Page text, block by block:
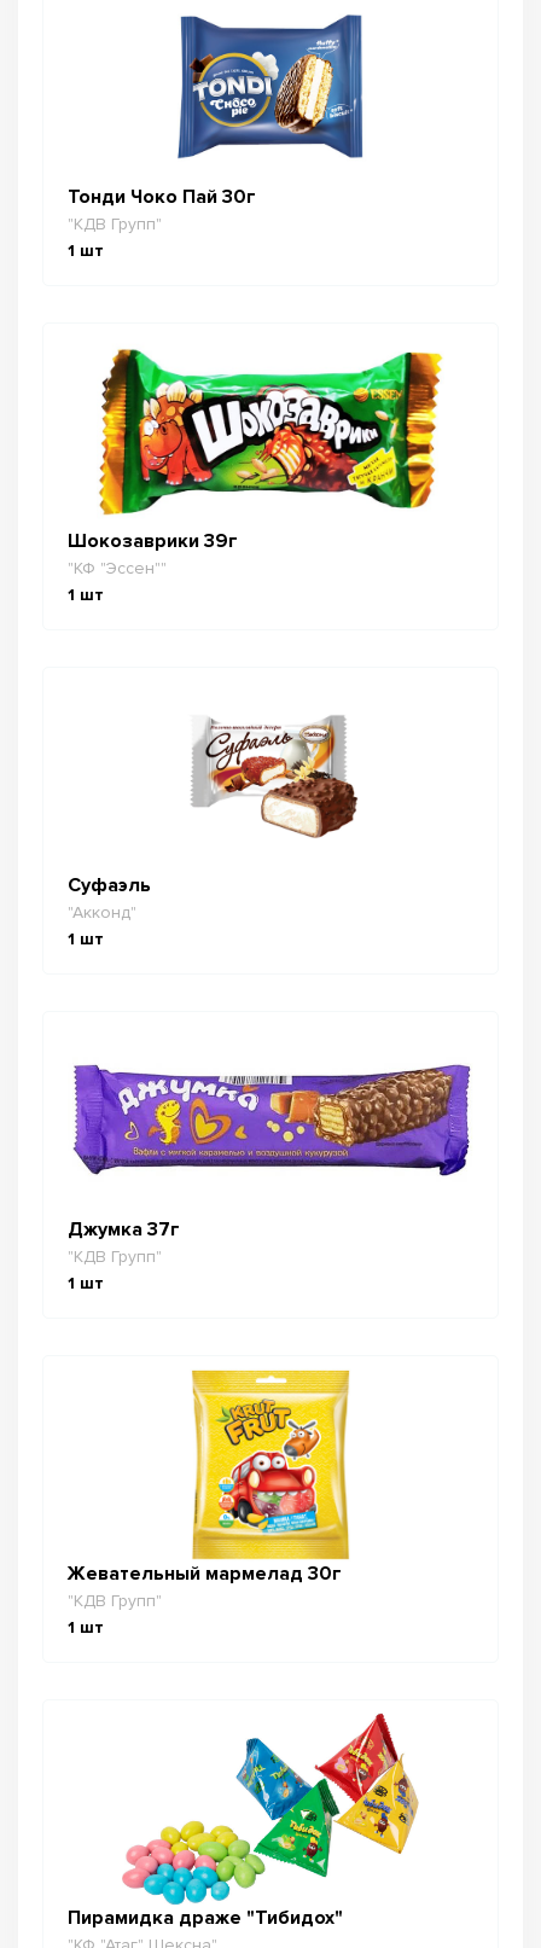
Тонди Чоко Пай 30г
"КДВ Групп"
1 шт
Шокозаврики 39г
"КФ "Эссен""
1 шт
Суфаэль
"Акконд"
1 шт
Джумка 37г
"КДВ Групп"
1 шт
Жевательный мармелад 30г
"КДВ Групп"
1 шт
Пирамидка драже "Тибидох"